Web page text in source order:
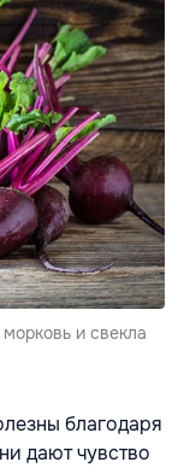
и свекла
благодаря
дают чувство